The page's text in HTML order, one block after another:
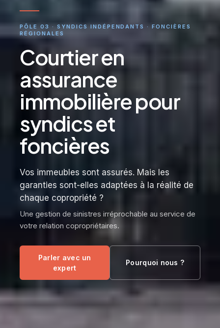
PÔLE 03 · SYNDICS INDÉPENDANTS · FONCIÈRES
RÉGIONALES
Courtier en
assurance
immobilière pour
syndics et
foncières
Vos immeubles sont assurés. Mais les
garanties sont-elles adaptées à la réalité de
chaque copropriété ?
Une gestion de sinistres irréprochable au service de
votre relation copropriétaires.
Parler avec un
expert
Pourquoi nous ?